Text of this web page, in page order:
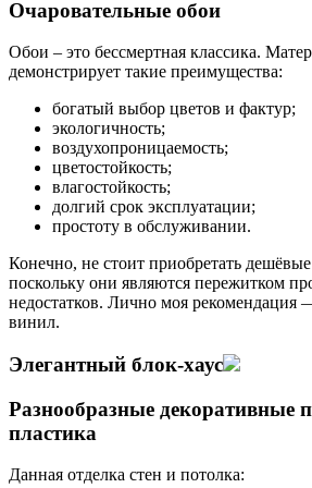
Очаровательные обои
Обои – это бессмертная классика.
демонстрирует такие преимущества:
богатый выбор цветов и фактур;
экологичность;
воздухопроницаемость;
цветостойкость;
влагостойкость;
долгий срок эксплуатации;
простоту в обслуживании.
Конечно, не стоит приобретать
поскольку они являются пережитком
недостатков. Лично моя
винил.
Элегантный блок-хаус
Разнообразные
пластика
Данная отделка стен и потолка: